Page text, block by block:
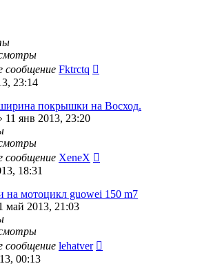
сообщение Fktrctq
23:14
покрышки на Восход.
11 янв 2013, 23:20
сообщение XeneX
18:31
на мотоцикл guowei 150 m7
май 2013, 21:03
сообщение lehatver
00:13